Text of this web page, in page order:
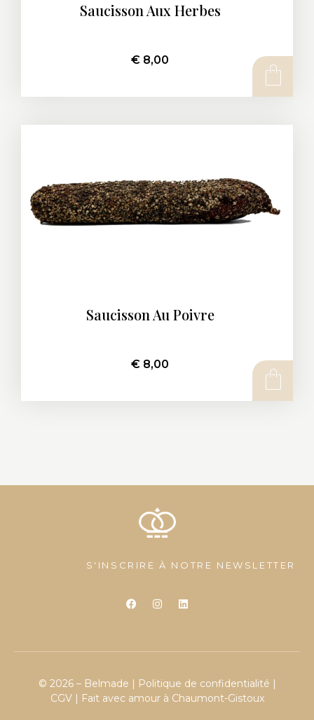
Saucisson Aux Herbes
€ 8,00
Saucisson Au Poivre
€ 8,00
S'INSCRIRE À NOTRE NEWSLETTER
© 2026 – Belmade | Politique de confidentialité |
CGV| Fait avec amour à Chaumont-Gistoux